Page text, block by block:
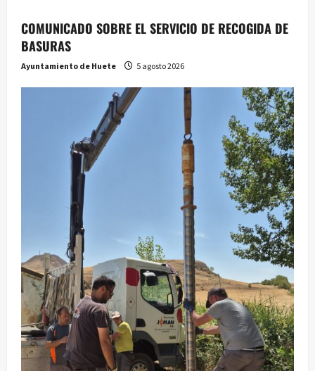
COMUNICADO SOBRE EL SERVICIO DE RECOGIDA DE
BASURAS
Ayuntamiento de Huete 5 agosto 2026